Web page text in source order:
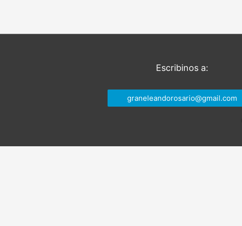
Escribinos a:
graneleandorosario@gmail.com